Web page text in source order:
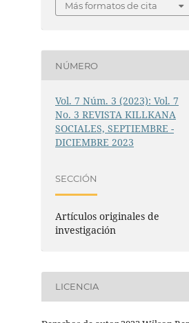
Más formatos de cita
NÚMERO
Vol. 7 Núm. 3 (2023): Vol. 7
No. 3 REVISTA KILLKANA
SOCIALES, SEPTIEMBRE -
DICIEMBRE 2023
SECCIÓN
Artículos originales de
investigación
LICENCIA